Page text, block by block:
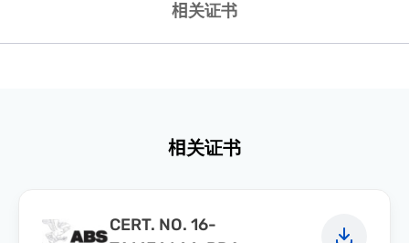
相关证书
相关证书
CERT. NO. 16-